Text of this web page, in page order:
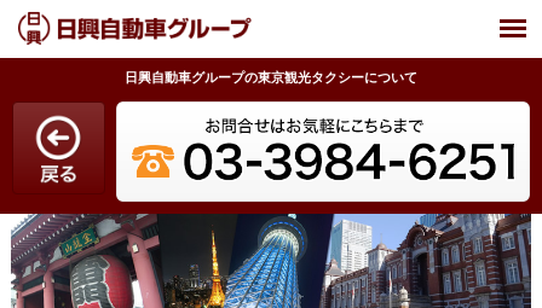
日興自動車グループの東京観光タクシーについて